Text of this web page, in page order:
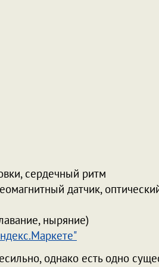
сердечный ритм
датчик,
ныряние)
однако есть одно